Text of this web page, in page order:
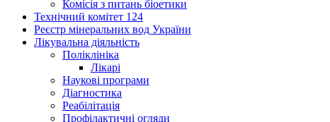
Комісія з питань біоетики
Технічний комітет 124
Реєстр мінеральних вод України
Лікувальна діяльність
Поліклініка
Лікарі
Наукові програми
Діагностика
Реабілітація
Профілактичні огляди